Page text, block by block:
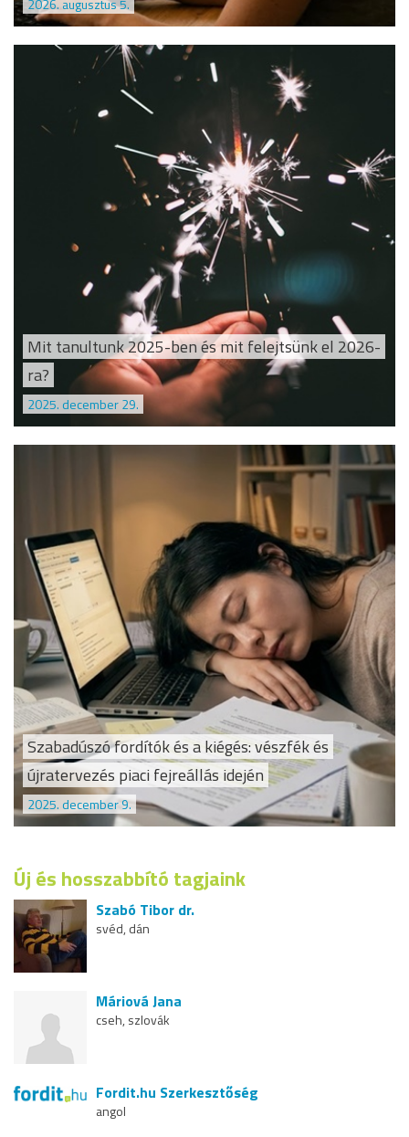
2026. augusztus 5.
Mit tanultunk 2025-ben és mit felejtsünk el 2026-
ra?
2025. december 29.
Szabadúszó fordítók és a kiégés: vészfék és
újratervezés piaci fejreállás idején
2025. december 9.
Új és hosszabbító tagjaink
Szabó Tibor dr.
svéd, dán
Máriová Jana
cseh, szlovák
Fordit.hu Szerkesztőség
angol